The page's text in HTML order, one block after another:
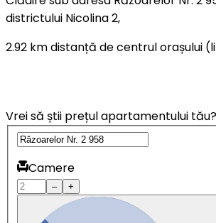
districtului Nicolina 2,
2.92 km distanță de centrul orașului
Vrei să știi prețul apartamentului tău?
Camere
– +